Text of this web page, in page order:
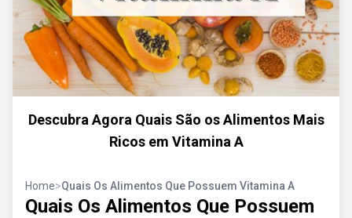
Descubra Agora Quais São os Alimentos Mais
Ricos em Vitamina A
Home>Quais Os Alimentos Que Possuem Vitamina A
Quais Os Alimentos Que Possuem